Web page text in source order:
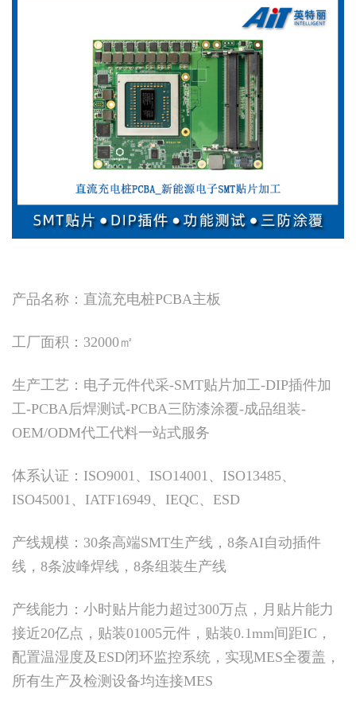
产品名称：直流充电桩PCBA主板
工厂面积：32000㎡
生产工艺：电子元件代采-SMT贴片加工-DIP插件加
工-PCBA后焊测试-PCBA三防漆涂覆-成品组装-
OEM/ODM代工代料一站式服务
体系认证：ISO9001、ISO14001、ISO13485、
ISO45001、IATF16949、IEQC、ESD
产线规模：30条高端SMT生产线，8条AI自动插件
线，8条波峰焊线，8条组装生产线
产线能力：小时贴片能力超过300万点，月贴片能力
接近20亿点，贴装01005元件，贴装0.1mm间距IC，
配置温湿度及ESD闭环监控系统，实现MES全覆盖，
所有生产及检测设备均连接MES